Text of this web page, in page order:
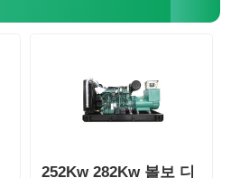
252Kw 282Kw 볼보 디